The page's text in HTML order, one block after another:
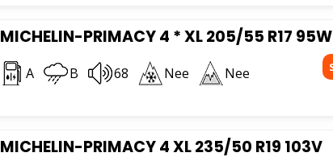
MICHELIN-PRIMACY 4 * XL 205/55 R17 95W
A B 68 Nee Nee
MICHELIN-PRIMACY 4 XL 235/50 R19 103V